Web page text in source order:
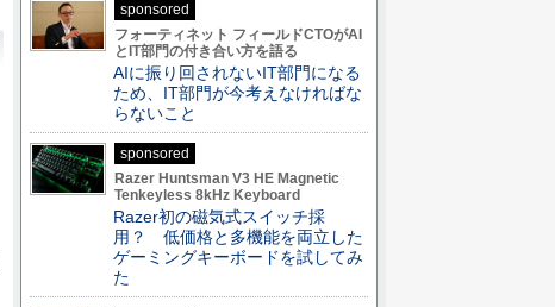
sponsored
フォーティネット フィールドCTOがAI
とIT部門の付き合い方を語る
AIに振り回されないIT部門になる
ため、IT部門が今考えなければな
らないこと
sponsored
Razer Huntsman V3 HE Magnetic
Tenkeyless 8kHz Keyboard
Razer初の磁気式スイッチ採
用？ 低価格と多機能を両立した
ゲーミングキーボードを試してみ
た